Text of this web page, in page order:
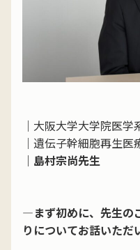
｜大阪大学大学院医学
｜遺伝子幹細胞再生
｜島村宗尚先生
―まず初めに、先生の
りについてお話いただ